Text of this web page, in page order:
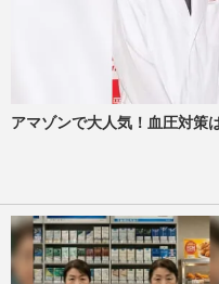
アマゾンで大人気！血圧対策